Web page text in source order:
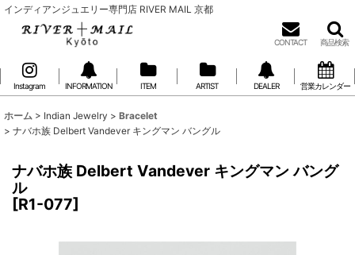
インディアンジュエリー専門店 RIVER MAIL 京都
CONTACT 商品検索
Instagram INFORMATION ITEM ARTIST DEALER 営業カレンダー
ホーム > Indian Jewelry > Bracelet
> ナバホ族 Delbert Vandever キングマン バングル
ナバホ族 Delbert Vandever キングマン バング
ル
[R1-077]